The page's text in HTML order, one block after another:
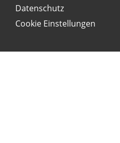
Datenschutz
Cookie Einstellungen